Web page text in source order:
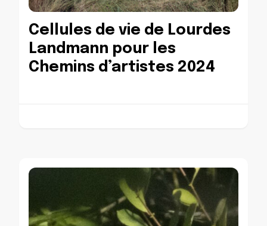
Cellules de vie de Lourdes
Landmann pour les
Chemins d’artistes 2024